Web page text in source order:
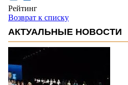
Рейтинг
Возврат к списку
АКТУАЛЬНЫЕ НОВОСТИ